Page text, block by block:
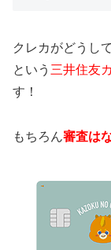
クレカがどうし
という 三井住友
す！
もちろん審査は